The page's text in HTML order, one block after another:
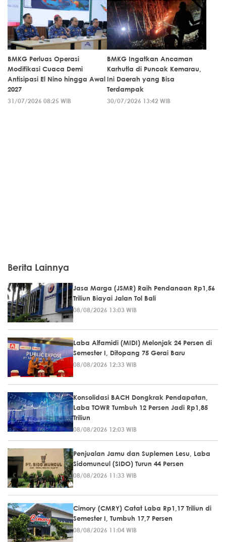
BMKG Perluas Operasi
Modifikasi Cuaca Demi
Antisipasi El Nino hingga Awal
2027
31/07/2026 08:25 WIB
BMKG Ingatkan Ancaman
Karhutla di Puncak Kemarau,
Ini Daerah yang Bisa
Terdampak
30/07/2026 13:42 WIB
Berita Lainnya
Jasa Marga (JSMR) Raih Pendanaan Rp1,56
Triliun Biayai Jalan Tol Bali
08/08/2026 13:03 WIB
Laba Alfamidi (MIDI) Melonjak 24 Persen di
Semester I, Ditopang 75 Gerai Baru
08/08/2026 12:33 WIB
Konsolidasi BACH Dongkrak Pendapatan,
Laba TOWR Tumbuh 12 Persen Jadi Rp1,85
Triliun
08/08/2026 12:03 WIB
Penjualan Jamu dan Suplemen Lesu, Laba
Sidomuncul (SIDO) Turun 44 Persen
08/08/2026 11:33 WIB
Cimory (CMRY) Catat Laba Rp1,17 Triliun di
Semester I, Tumbuh 17,7 Persen
08/08/2026 11:04 WIB